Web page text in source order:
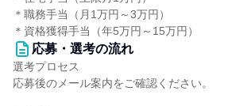
＊職務手当（月1万円～3万円）
＊資格獲得手当（年5万円～15万円）
応募・選考の流れ
選考プロセス
応募後のメール案内をご確認ください。